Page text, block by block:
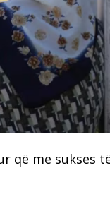
që me sukses